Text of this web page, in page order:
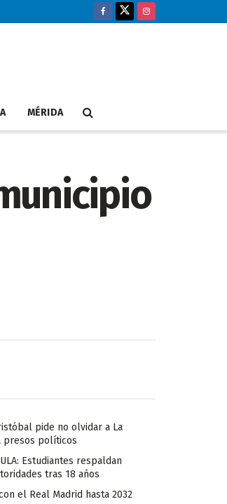
MÉRIDA
pide no olvidar a La
presos políticos
Estudiantes respaldan
tras 18 años
el Real Madrid hasta 2032